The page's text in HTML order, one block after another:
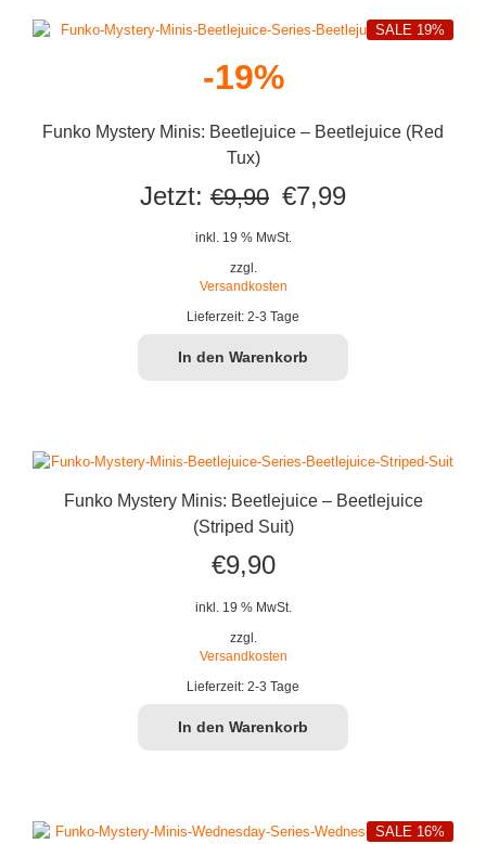
-19%
Funko Mystery Minis: Beetlejuice – Beetlejuice (Red
Tux)
SALE 19%
Jetzt: €9,90 Ursprünglicher
Preis
€9,90
€7,99Aktueller
inkl. 19 % MwSt.
zzgl.
Versandkosten
Lieferzeit: 2-3 Tage
In den Warenkorb
Funko Mystery Minis: Beetlejuice – Beetlejuice
(Striped Suit)
€9,90
inkl. 19 % MwSt.
zzgl.
Versandkosten
Lieferzeit: 2-3 Tage
In den Warenkorb
SALE 16%